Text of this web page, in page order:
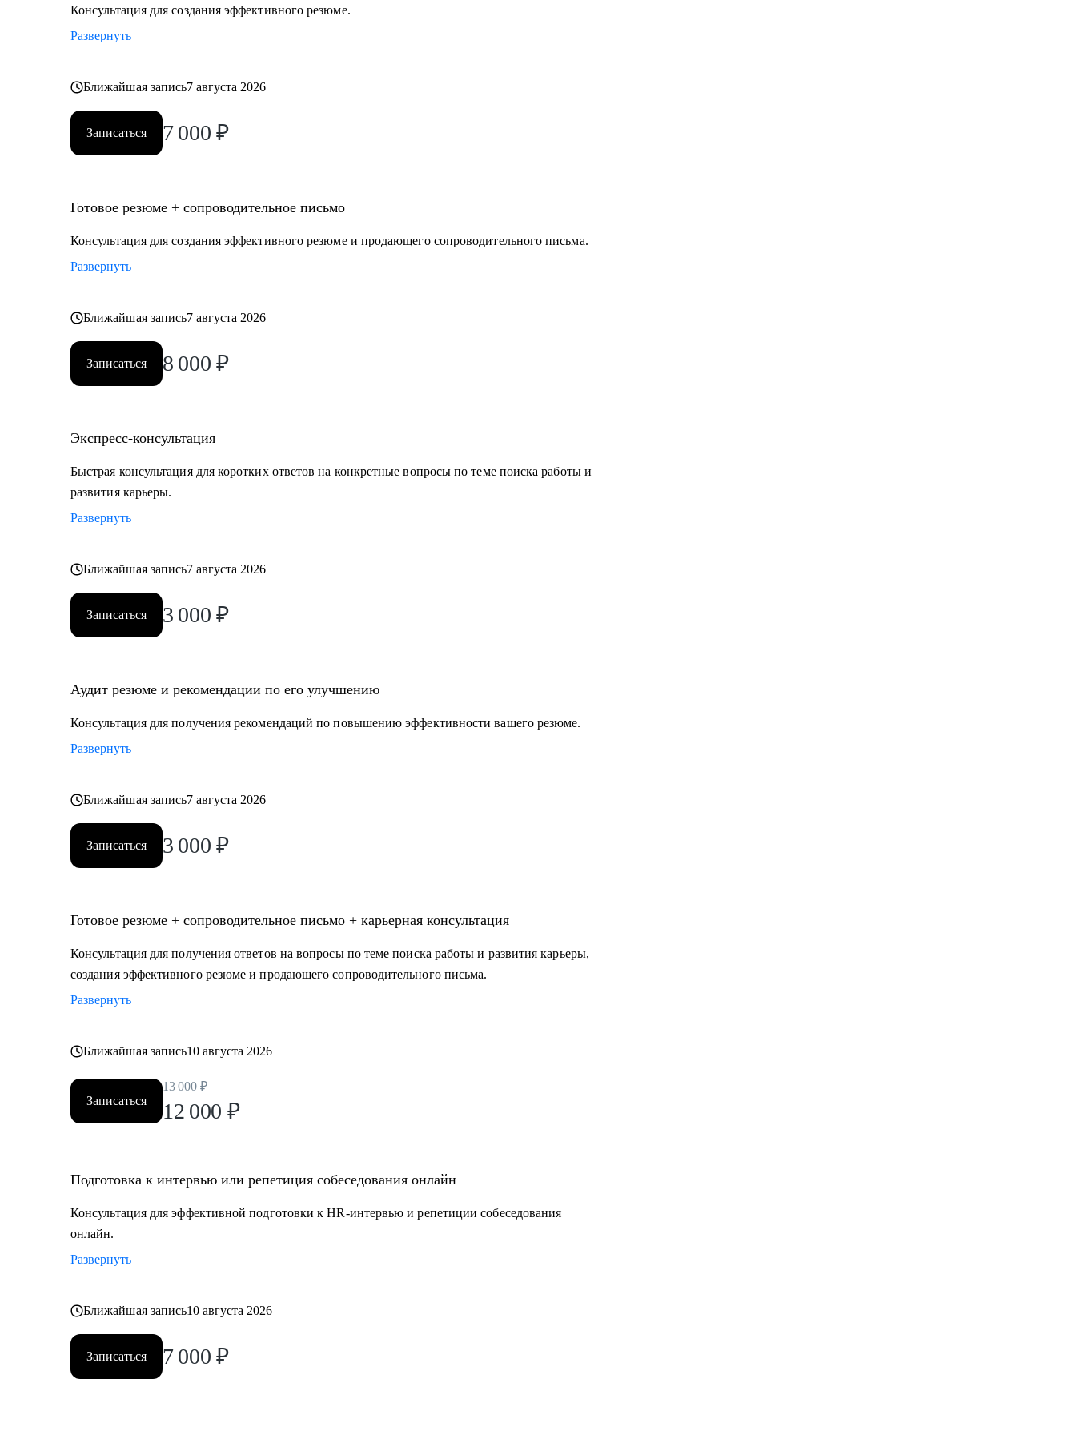
• Студенты и выпускники
• HoReCa
• Логистика и закупочная политика
• Фешн и бьюти
• Спорт
• Производство и технологии
перспектив. Могу быть рядом в периоды, когда профессиональная поддержка особенно важна.
Консультация для создания эффективного резюме.
Развернуть
Ближайшая запись7 августа 2026
Записаться 7 000 ₽
Готовое резюме + сопроводительное письмо
Консультация для создания эффективного резюме и продающего сопроводительного письма.
Развернуть
Ближайшая запись7 августа 2026
Записаться 8 000 ₽
Экспресс-консультация
Быстрая консультация для коротких ответов на конкретные вопросы по теме поиска работы и
развития карьеры.
Развернуть
Ближайшая запись7 августа 2026
Записаться 3 000 ₽
Аудит резюме и рекомендации по его улучшению
Консультация для получения рекомендаций по повышению эффективности вашего резюме.
Развернуть
Ближайшая запись7 августа 2026
Записаться 3 000 ₽
Готовое резюме + сопроводительное письмо + карьерная консультация
Консультация для получения ответов на вопросы по теме поиска работы и развития карьеры,
создания эффективного резюме и продающего сопроводительного письма.
Развернуть
Ближайшая запись10 августа 2026
Записаться
13 000 ₽
12 000 ₽
Подготовка к интервью или репетиция собеседования онлайн
Консультация для эффективной подготовки к HR-интервью и репетиции собеседования
онлайн.
Развернуть
Ближайшая запись10 августа 2026
Записаться 7 000 ₽